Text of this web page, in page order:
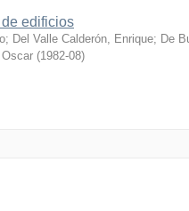
edificios
; Del Valle Calderón, Enrique; De
(1982-08)